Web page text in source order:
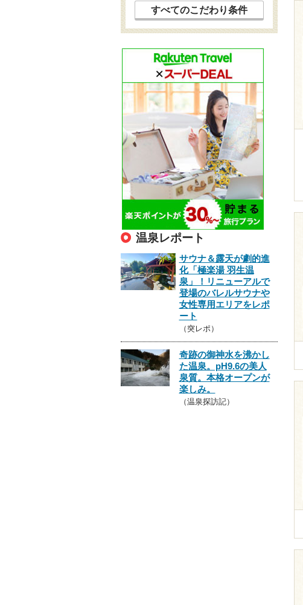
すべてのこだわり条件
温泉レポート
サウナ＆露天が劇的進
化「極楽湯 羽生温
泉」！リニューアルで
登場のバレルサウナや
女性専用エリアをレポ
ート
（突レポ）
奇跡の御神水を沸かし
た温泉。pH9.6の美人
泉質。本格オープンが
楽しみ。
（温泉探訪記）